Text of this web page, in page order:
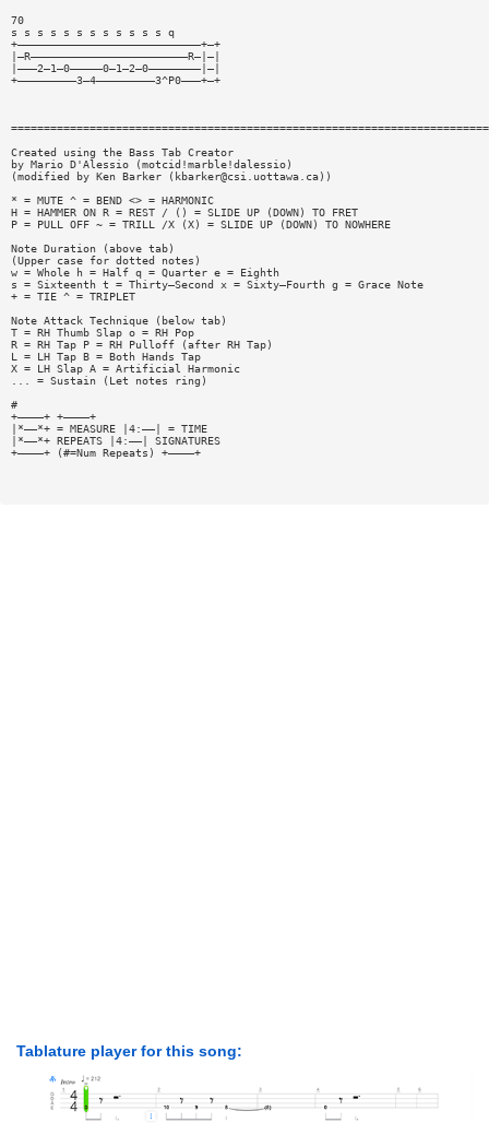
70
s s s s s s s s s s s s q
+————————————————————————————+—+
|—R————————————————————————R—|—|
|———2—1—0—————0—1—2—0————————|—|
+—————————3—4—————————3^P0———+—+
Created using the Bass Tab Creator
by Mario D'Alessio (motcid!marble!dalessio)
(modified by Ken Barker ( kbarker@csi.uottawa.ca))
* = MUTE ^ = BEND <> = HARMONIC
H = HAMMER ON R = REST / () = SLIDE UP (DOWN) TO FRET
P = PULL OFF ~ = TRILL /X (X) = SLIDE UP (DOWN) TO NOWHERE
Note Duration (above tab)
(Upper case for dotted notes)
w = Whole h = Half q = Quarter e = Eighth
s = Sixteenth t = Thirty—Second x = Sixty—Fourth g = Grace Note
+ = TIE ^ = TRIPLET
Note Attack Technique (below tab)
T = RH Thumb Slap o = RH Pop
R = RH Tap P = RH Pulloff (after RH Tap)
L = LH Tap B = Both Hands Tap
X = LH Slap A = Artificial Harmonic
... = Sustain (Let notes ring)
#
+————+ +————+
|*——*+ = MEASURE |4:——| = TIME
|*——*+ REPEATS |4:——| SIGNATURES
+————+ (#=Num Repeats) +————+
Tablature player for this song: